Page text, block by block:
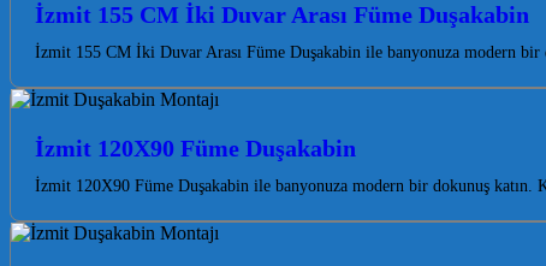
İzmit 155 CM İki Duvar Arası Füme Duşakabin
İzmit 155 CM İki Duvar Arası Füme Duşakabin ile banyonuza modern
İzmit 120X90 Füme Duşakabin
İzmit 120X90 Füme Duşakabin ile banyonuza modern bir dokunuş